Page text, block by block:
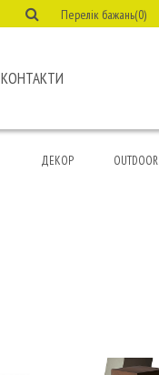
Перелік бажань(0)
КОНТАКТИ
ДЕКОР OUTDOOR